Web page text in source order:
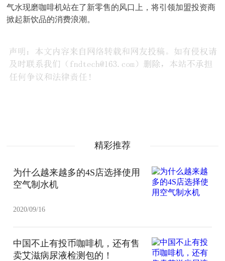
气水现磨咖啡机站在了新零售的风口上，将引领加盟投资商
掀起新饮品的消费浪潮。
精彩推荐
为什么越来越多的4S店选择使用
空气制水机
2020/09/16
中国不止有投币咖啡机，还有售
卖艾滋病尿液检测包的！